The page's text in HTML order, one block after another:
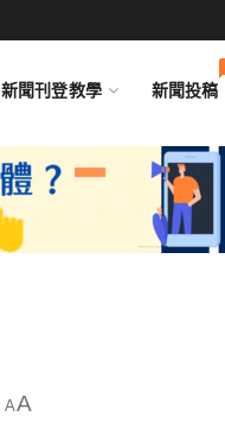
新聞刊登教學 新聞投稿
AA